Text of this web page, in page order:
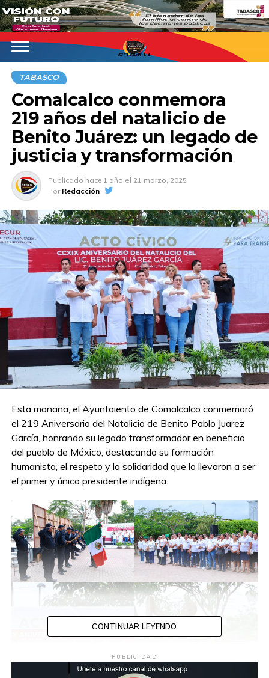
620AM
TABASCO
Comalcalco conmemora
219 años del natalicio de
Benito Juárez: un legado de
justicia y transformación
Publicado hace 1 año el 21 marzo, 2025
Por Redacción
Esta mañana, el Ayuntaiento de Comalcalco conmemoró
el 219 Aniversario del Natalicio de Benito Pablo Juárez
García, honrando su legado transformador en beneficio
del pueblo de México, destacando su formación
humanista, el respeto y la solidaridad que lo llevaron a ser
el primer y único presidente indígena.
CONTINUAR LEYENDO
PUBLICIDAD